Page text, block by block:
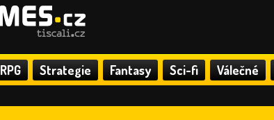
RPG Strategie Fantasy Sci-fi Válečné